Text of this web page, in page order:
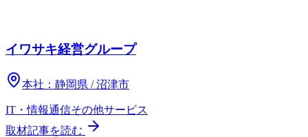
イワサキ経営グループ
本社： 静岡県 / 沼津市
IT・情報通信その他サービス
取材記事を読む